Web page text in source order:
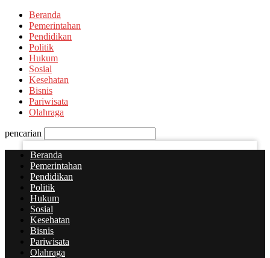
Beranda
Pemerintahan
Pendidikan
Politik
Hukum
Sosial
Kesehatan
Bisnis
Pariwisata
Olahraga
pencarian
Beranda
Pemerintahan
Pendidikan
Politik
Hukum
Sosial
Kesehatan
Bisnis
Pariwisata
Olahraga